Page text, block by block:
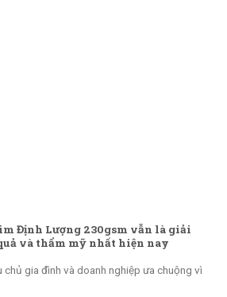
Định Lượng 230gsm vẫn là giải
và thẩm mỹ nhất hiện nay
gia đình và doanh nghiệp ưa chuộng vì